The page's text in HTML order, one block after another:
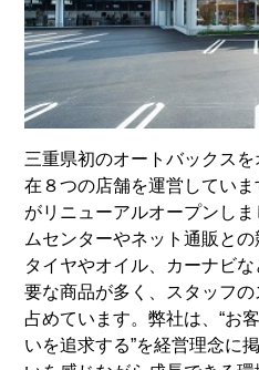
三重県初のオートバックス
在８つの店舗を運営してい
がリニューアルオープンし
ムセンターやネット通販と
タイヤやオイル、カーナビ
要な商品が多く、スタッフ
占めています。弊社は、“お
いを追求する”を経営理念に